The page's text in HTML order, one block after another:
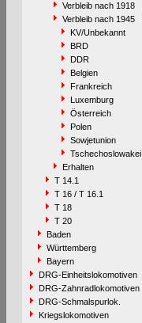
Verbleib nach 1918
Verbleib nach 1945
KV/Unbekannt
BRD
DDR
Belgien
Frankreich
Luxemburg
Österreich
Polen
Sowjetunion
Tschechoslowakei
Erhalten
T 14.1
T 16 / T 16.1
T 18
T 20
Baden
Württemberg
Bayern
DRG-Einheitslokomotiven
DRG-Zahnradlokomotiven
DRG-Schmalspurlok.
Kriegslokomotiven